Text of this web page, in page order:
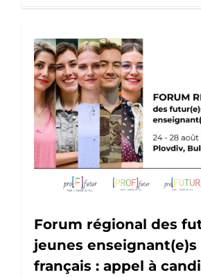
Forum régional des
jeunes enseignant(e)s
français : appel à